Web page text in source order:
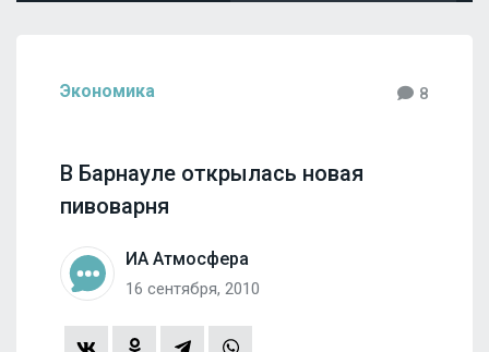
Экономика 8
В Барнауле открылась новая
пивоварня
ИА Атмосфера
16 сентября, 2010